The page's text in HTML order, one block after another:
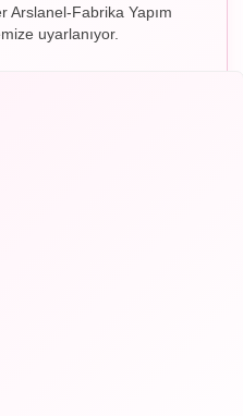
Arslanel-Fabrika Yapım
uyarlanıyor.